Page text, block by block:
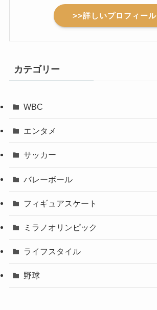
>>詳しいプロフィール
カテゴリー
WBC
エンタメ
サッカー
バレーボール
フィギュアスケート
ミラノオリンピック
ライフスタイル
野球